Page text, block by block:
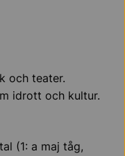
och teater.
idrott och kultur.
(1: a maj tåg,